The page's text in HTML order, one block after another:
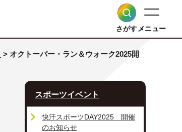
さがすメニュー
> オクトーバー・ラン＆ウォーク2025開
スポーツイベント
快汗スポーツDAY2025 開催
のお知らせ